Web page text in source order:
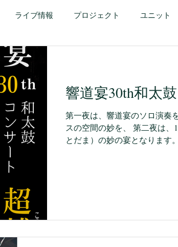
ライブ情報 プロジェクト ユニット
響道宴30th和太
第一夜は、響道宴のソロ演奏
スの空間の妙を、 第二夜は、
とだま）の妙の宴となります。